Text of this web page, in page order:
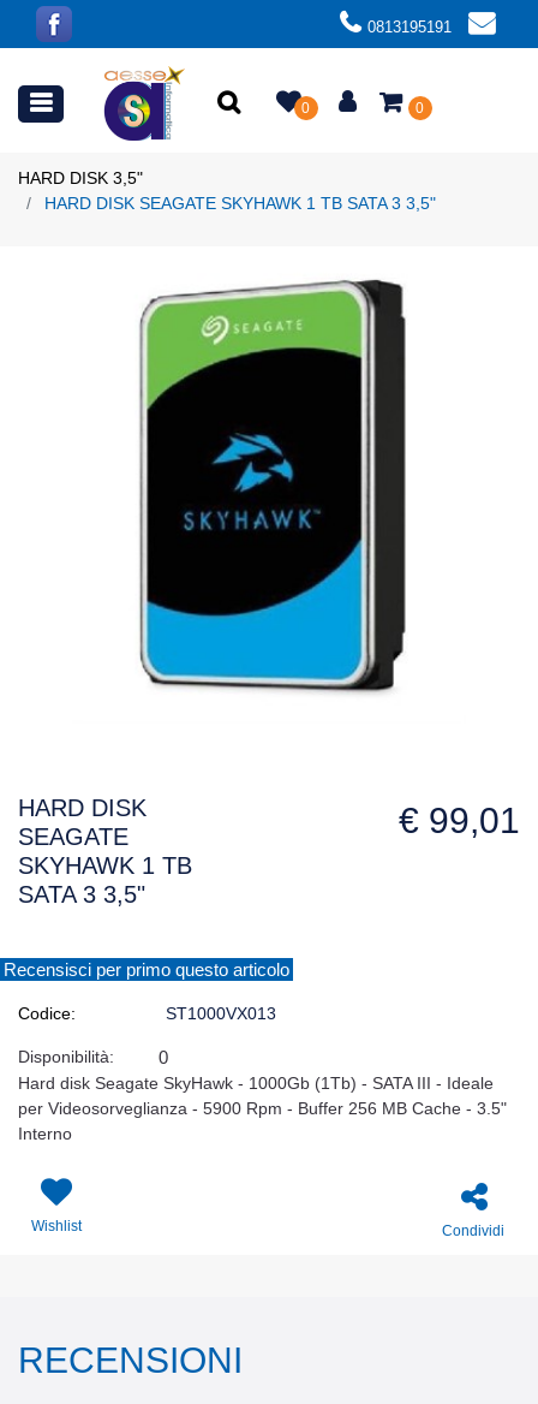
0813195191
Open menu 0 0
HARD DISK 3,5"
HARD DISK SEAGATE SKYHAWK 1 TB SATA 3 3,5"
HARD DISK
SEAGATE
SKYHAWK 1 TB
SATA 3 3,5"
€ 99,01
Recensisci per primo questo articolo
Codice: ST1000VX013
Disponibilità: 0
Hard disk Seagate SkyHawk - 1000Gb (1Tb) - SATA III - Ideale
per Videosorveglianza - 5900 Rpm - Buffer 256 MB Cache - 3.5"
Interno
Wishlist Condividi
RECENSIONI